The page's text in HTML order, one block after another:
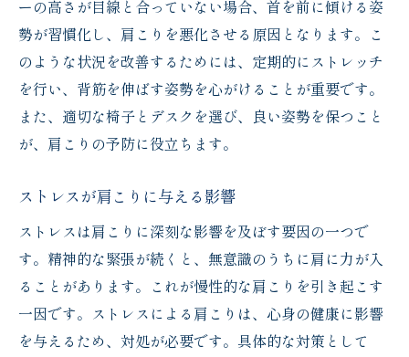
ーの高さが目線と合っていない場合、首を前に傾ける姿
勢が習慣化し、肩こりを悪化させる原因となります。こ
のような状況を改善するためには、定期的にストレッチ
を行い、背筋を伸ばす姿勢を心がけることが重要です。
また、適切な椅子とデスクを選び、良い姿勢を保つこと
が、肩こりの予防に役立ちます。
ストレスが肩こりに与える影響
ストレスは肩こりに深刻な影響を及ぼす要因の一つで
す。精神的な緊張が続くと、無意識のうちに肩に力が入
ることがあります。これが慢性的な肩こりを引き起こす
一因です。ストレスによる肩こりは、心身の健康に影響
を与えるため、対処が必要です。具体的な対策として